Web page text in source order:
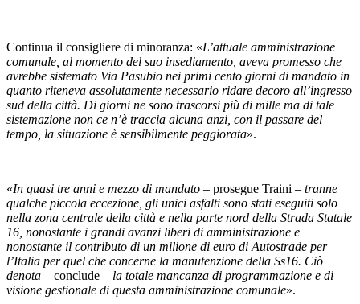
Continua il consigliere di minoranza: «L’attuale amministrazione
comunale, al momento del suo insediamento, aveva promesso che
avrebbe sistemato Via Pasubio nei primi cento giorni di mandato in
quanto riteneva assolutamente necessario ridare decoro all’ingresso
sud della città. Di giorni ne sono trascorsi più di mille ma di tale
sistemazione non ce n’è traccia alcuna anzi, con il passare del
tempo, la situazione è sensibilmente peggiorata».
«In quasi tre anni e mezzo di mandato – prosegue Traini – tranne
qualche piccola eccezione, gli unici asfalti sono stati eseguiti solo
nella zona centrale della città e nella parte nord della Strada Statale
16, nonostante i grandi avanzi liberi di amministrazione e
nonostante il contributo di un milione di euro di Autostrade per
l’Italia per quel che concerne la manutenzione della Ss16. Ciò
denota – conclude – la totale mancanza di programmazione e di
visione gestionale di questa amministrazione comunale».